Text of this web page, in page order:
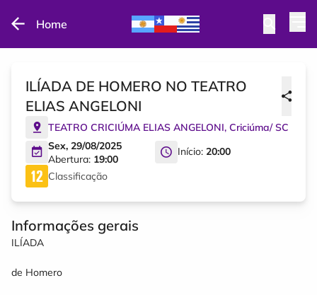
Home
ILÍADA DE HOMERO NO TEATRO
ELIAS ANGELONI
TEATRO CRICIÚMA ELIAS ANGELONI, Criciúma/SC
Sex, 29/08/2025
Abertura: 19:00
Início: 20:00
Classificação
Informações gerais
ILÍADA
de Homero